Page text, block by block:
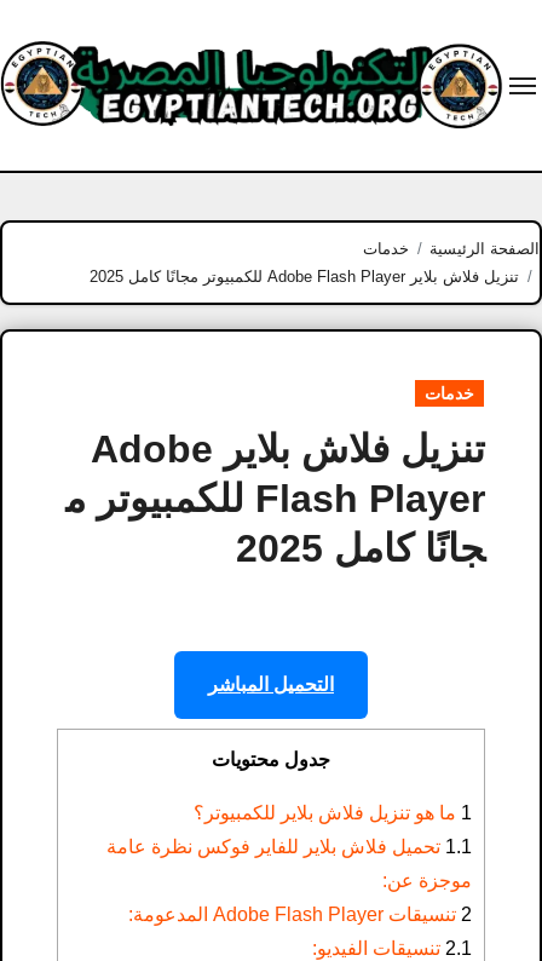
content
الصفحة الرئيسية
خدمات
تنزيل فلاش بلاير Adobe Flash Player للكمبيوتر مجانًا كامل 2025
خدمات
تنزيل فلاش بلاير Adobe
Flash Player للكمبيوتر م
جانًا كامل 2025
التحميل المباشر
جدول محتويات
1 ما هو تنزيل فلاش بلاير للكمبيوتر؟
1.1 تحميل فلاش بلاير للفاير فوكس نظرة عامة
موجزة عن:
2 تنسيقات Adobe Flash Player المدعومة:
2.1 تنسيقات الفيديو: